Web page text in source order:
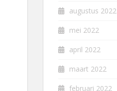
augustus 2022
mei 2022
april 2022
maart 2022
februari 2022